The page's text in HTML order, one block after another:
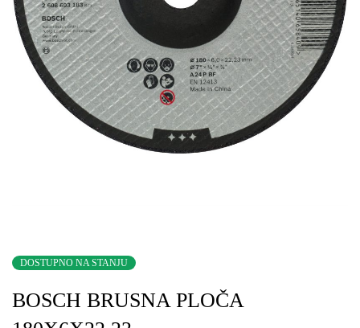
DOSTUPNO NA STANJU
BOSCH BRUSNA PLOČA